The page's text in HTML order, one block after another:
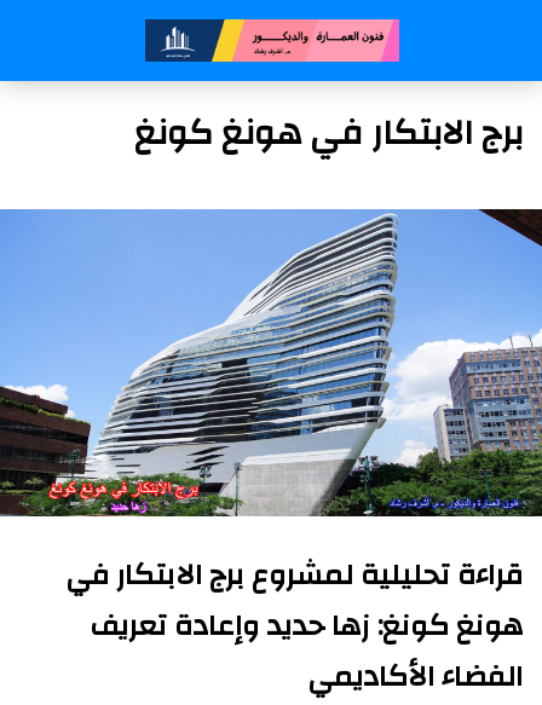
برج الابتكار في هونغ كونغ
قراءة تحليلية لمشروعبرج الابتكار في
هونغ كونغ:زها حديد وإعادة تعريف
الفضاء الأكاديمي